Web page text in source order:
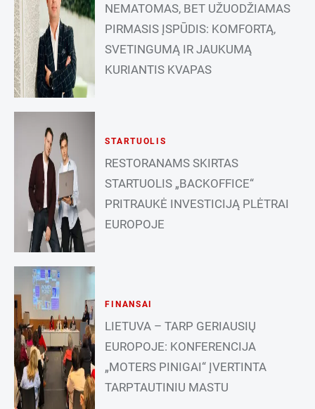
NEMATOMAS, BET UŽUODŽIAMAS
PIRMASIS ĮSPŪDIS: KOMFORTĄ,
SVETINGUMĄ IR JAUKUMĄ
KURIANTIS KVAPAS
STARTUOLIS
RESTORANAMS SKIRTAS
STARTUOLIS „BACKOFFICE“
PRITRAUKĖ INVESTICIJĄ PLĖTRAI
EUROPOJE
FINANSAI
LIETUVA – TARP GERIAUSIŲ
EUROPOJE: KONFERENCIJA
„MOTERS PINIGAI“ ĮVERTINTA
TARPTAUTINIU MASTU